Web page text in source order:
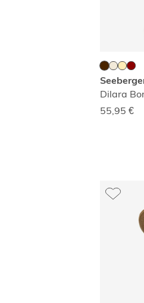
Dilara
55,95 €